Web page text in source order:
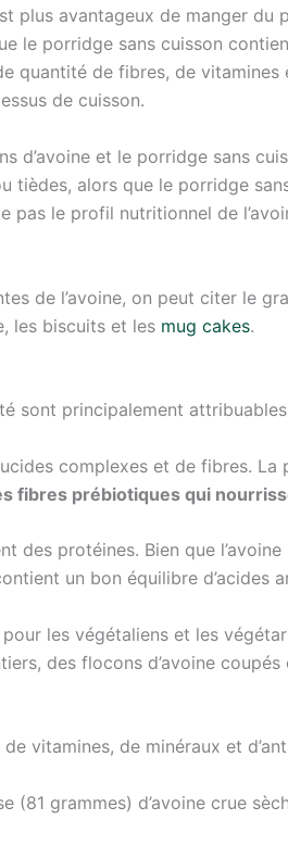
plus avantageux de manger du
le porridge sans cuisson
quantité de fibres, de
de cuisson.
d’avoine et le porridge sans
tièdes, alors que le porridge
pas le profil nutritionnel de
de l’avoine, on peut citer le
les biscuits et les mug cakes.
sont principalement
complexes et de fibres.
fibres prébiotiques qui
des protéines. Bien que
un bon équilibre d’acides
les végétaliens et les
des flocons d’avoine
vitamines, de minéraux et
(81 grammes) d’avoine crue